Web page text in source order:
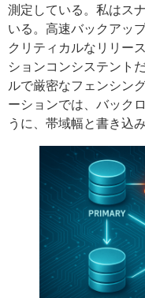
測定している。私はス
いる。高速バックアッ
クリティカルなリリー
ションコンシステント
ルで厳密なフェンシン
ーションでは、バック
うに、帯域幅と書き込